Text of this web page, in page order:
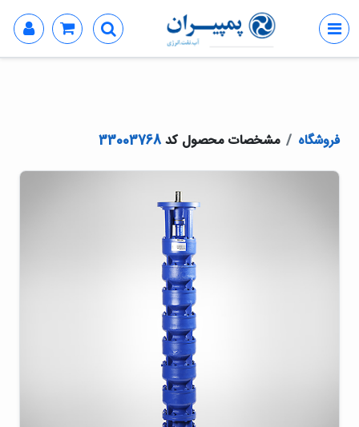
فروشگاه مشخصات محصول کد33003768